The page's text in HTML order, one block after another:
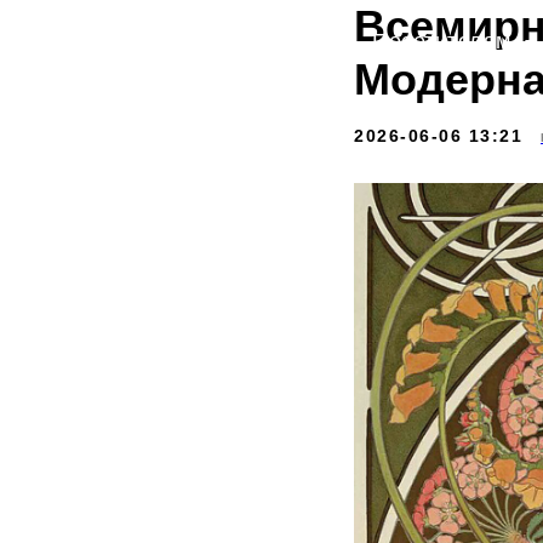
Посетителям
2026-06-06 13:21